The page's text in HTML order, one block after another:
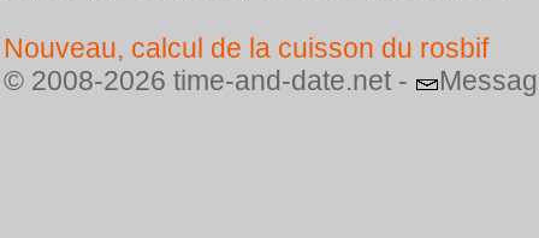
Nouveau, calcul de la cuisson du rosbif
© 2008-2026 time-and-date.net -